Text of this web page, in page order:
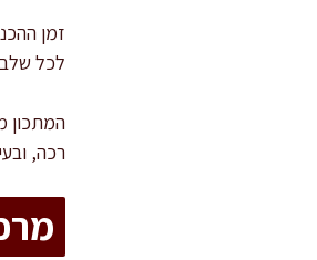
לכל
המתכון
רכה,